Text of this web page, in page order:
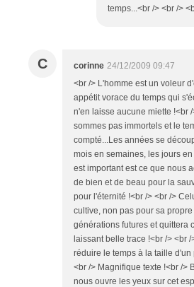
temps...<br /> <br />
C corinne 24/12/2009 09:47
<br /> L'homme est un voleur
appétit vorace du temps qui
n'en laisse aucune miette !<br
sommes pas immortels et le
compté...Les années se
mois en semaines, les jours
est important est ce que nous
de bien et de beau pour la
pour l'éternité !<br /> <br />
cultive, non pas pour sa
générations futures et quittera
laissant belle trace !<br /> <br
réduire le temps à la taille d'un
<br /> Magnifique texte !<br />
nous ouvre les yeux sur cet